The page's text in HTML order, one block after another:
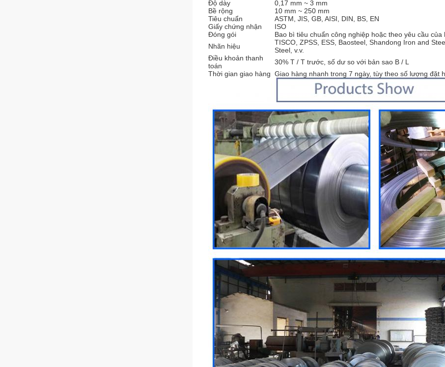
Độ dày
0,17 mm ~ 3 mm
Bề rộng
10 mm ~ 250 mm
Tiêu chuẩn
ASTM, JIS, GB, AISI, DIN, BS, EN
Giấy chứng nhận
ISO
Đóng gói
Bao bì tiêu chuẩn công nghiệp hoặc theo yêu cầu của
Nhãn hiệu
TISCO, ZPSS, ESS, Baosteel, Shandong Iron and
Steel, v.v.
Điều khoản thanh
toán
30% T / T trước, số dư so với bản sao B / L
Thời gian giao hàng Giao hàng nhanh trong 7 ngày, tùy theo số lượng đặt